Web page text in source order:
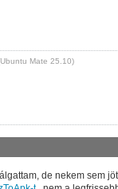
Mate 25.10)
de nekem sem